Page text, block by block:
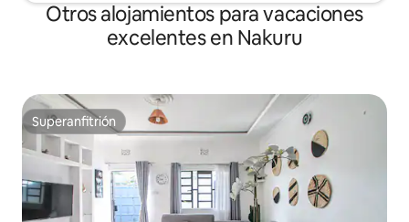
Otros alojamientos para vacaciones
excelentes en Nakuru
Superanfitrión
Superanfitrión